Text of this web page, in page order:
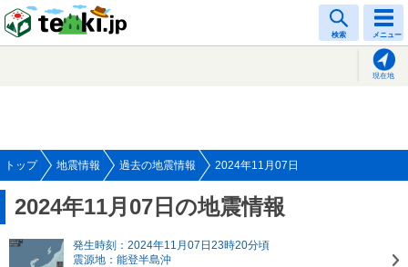
検索 メニュー
現在地
トップ 地震情報 過去の地震情報 2024年11月07日
2024年11月07日の地震情報
発生時刻：2024年11月07日23時20分頃
震源地：能登半島沖